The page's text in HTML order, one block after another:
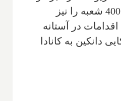
در کبک) می‌گشاید و 400 شعبه را نیز
در آستانه
دانکین به کانادا